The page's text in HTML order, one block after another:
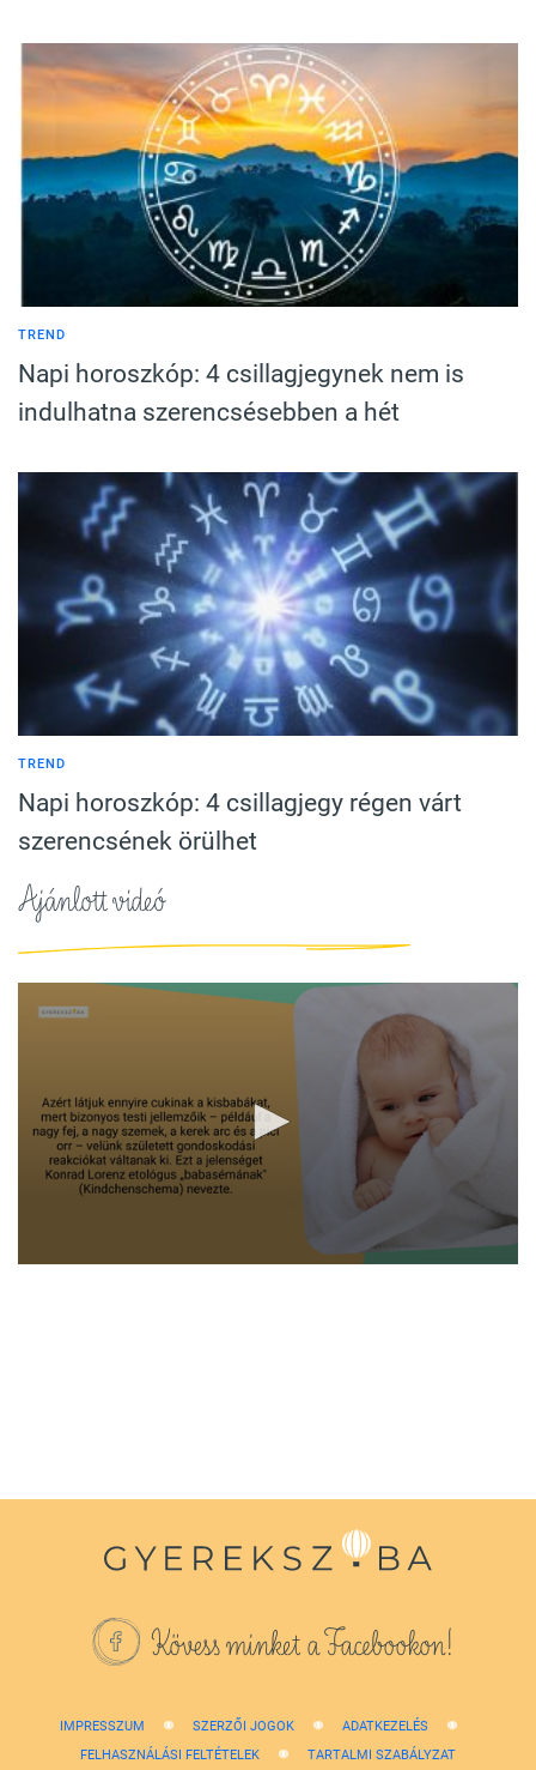
TREND
Napi horoszkóp: 4 csillagjegynek nem is
indulhatna szerencsésebben a hét
TREND
Napi horoszkóp: 4 csillagjegy régen várt
szerencsének örülhet
Ajánlott videó
Kövess minket a Facebookon!
IMPRESSZUM SZERZŐI JOGOK
ADATKEZELÉS
FELHASZNÁLÁSI FELTÉTELEK
TARTALMI SZABÁLYZAT